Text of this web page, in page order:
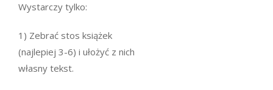
Wystarczy tylko:
1) Zebrać stos książek
(najlepiej 3-6) i ułożyć z nich
własny tekst.